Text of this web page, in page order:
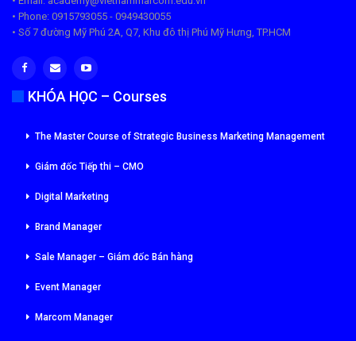
• Phone: 0915793055 - 0949430055
• Số 7 đường Mỹ Phú 2A, Q7, Khu đô thị Phú Mỹ Hưng, TP.HCM
KHÓA HỌC – Courses
The Master Course of Strategic Business Marketing Management
Giám đốc Tiếp thi – CMO
Digital Marketing
Brand Manager
Sale Manager – Giám đốc Bán hàng
Event Manager
Marcom Manager